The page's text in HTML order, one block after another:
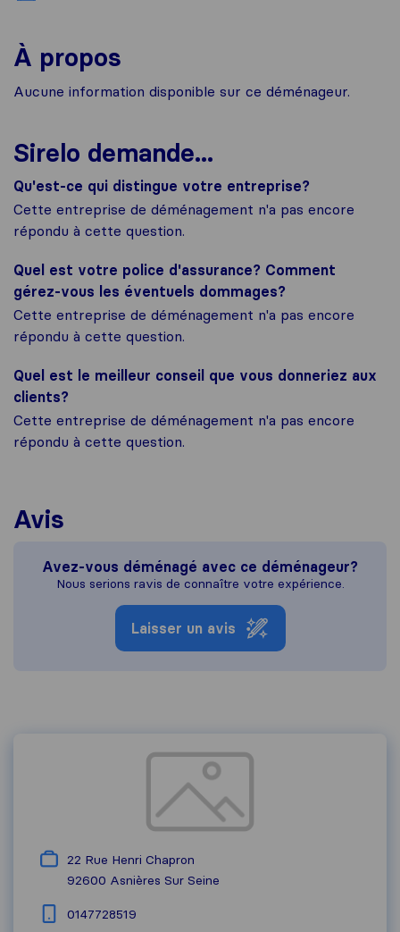
À propos
Aucune information disponible sur ce déménageur.
Sirelo demande...
Qu'est-ce qui distingue votre entreprise?
Cette entreprise de déménagement n'a pas encore
répondu à cette question.
Quel est votre police d'assurance? Comment
gérez-vous les éventuels dommages?
Cette entreprise de déménagement n'a pas encore
répondu à cette question.
Quel est le meilleur conseil que vous donneriez aux
clients?
Cette entreprise de déménagement n'a pas encore
répondu à cette question.
Avis
Avez-vous déménagé avec ce déménageur?
Nous serions ravis de connaître votre expérience.
Laisser un avis
22 Rue Henri Chapron
92600 Asnières Sur Seine
0147728519